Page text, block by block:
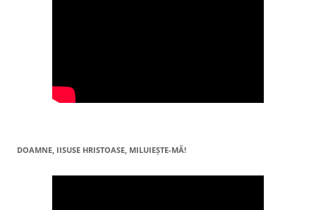
DOAMNE, IISUSE HRISTOASE, MILUIEŞTE-MĂ!